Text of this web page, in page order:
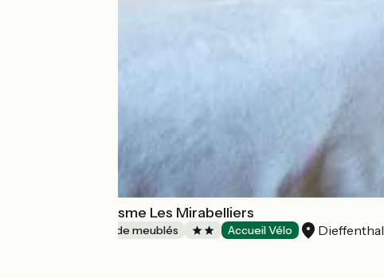
Meublé de tourisme Les Mirabelliers
Gîtes et locations de meublés Accueil Vélo Dieffenthal